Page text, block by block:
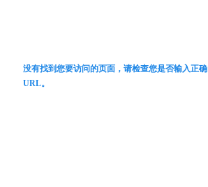
没有找到您要访问的页面，请检查您是否输入正确
URL。